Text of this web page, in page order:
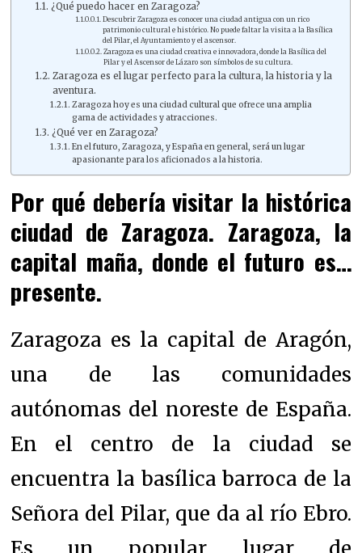
¿Qué puedo hacer en Zaragoza?
Descubrir Zaragoza es conocer una ciudad antigua con un rico
patrimonio cultural e histórico. No puede faltar la visita a la Basílica
del Pilar, el Ayuntamiento y el ascensor.
Zaragoza es una ciudad creativa e innovadora, donde la Basílica del
Pilar y el Ascensor de Lázaro son símbolos de su cultura.
Zaragoza es el lugar perfecto para la cultura, la historia y la
aventura.
Zaragoza hoy es una ciudad cultural que ofrece una amplia
gama de actividades y atracciones.
¿Qué ver en Zaragoza?
En el futuro, Zaragoza, y España en general, será un lugar
apasionante para los aficionados a la historia.
Por qué debería visitar la histórica
ciudad de Zaragoza. Zaragoza, la
capital maña, donde el futuro es…
presente.
Zaragoza es la capital de Aragón,
una de las comunidades
autónomas del noreste de España.
En el centro de la ciudad se
encuentra la basílica barroca de la
Señora del Pilar, que da al río Ebro.